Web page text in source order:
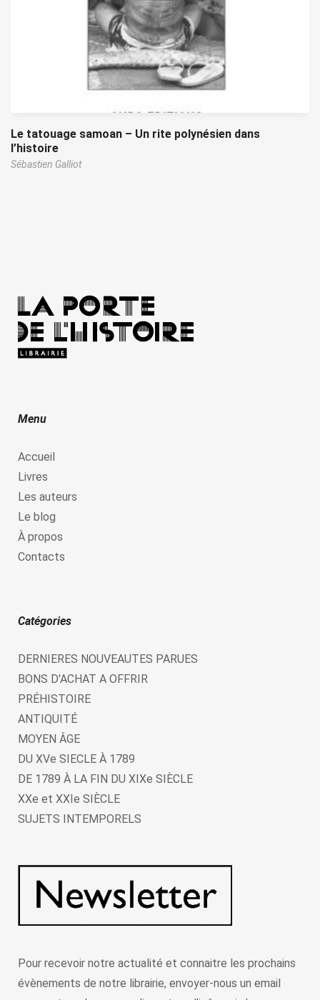
Le tatouage samoan – Un rite polynésien dans
l’histoire
Sébastien Galliot
Menu
Accueil
Livres
Les auteurs
Le blog
À propos
Contacts
Catégories
DERNIERES NOUVEAUTES PARUES
BONS D'ACHAT A OFFRIR
PRÉHISTOIRE
ANTIQUITÉ
MOYEN ÂGE
DU XVe SIECLE À 1789
DE 1789 À LA FIN DU XIXe SIÈCLE
XXe et XXIe SIÈCLE
SUJETS INTEMPORELS
Pour recevoir notre actualité et connaitre les prochains
évènements de notre librairie, envoyer-nous un email